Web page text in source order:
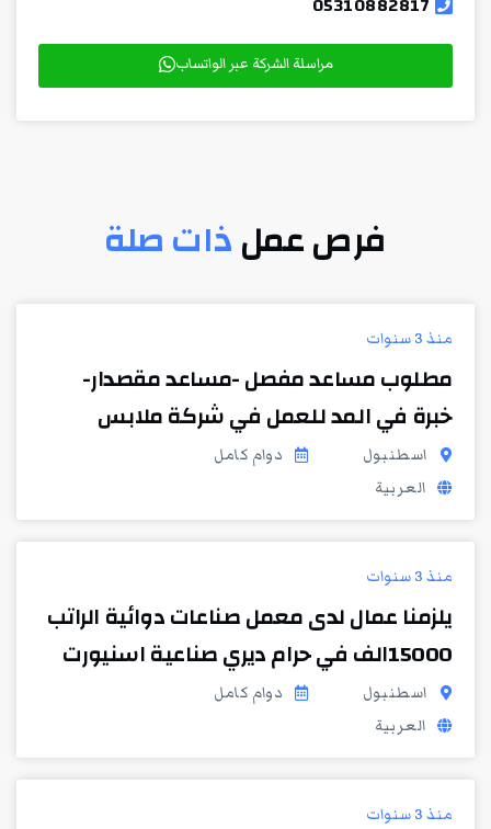
مراسلة الشركة عبر الواتساب
فرص عملذات صلة
منذ 3 سنوات
مطلوب مساعد مفصل -مساعد مقصدار-
خبرة في المد للعمل في شركة ملابس
اسطنبول
دوام كامل
العربية
منذ 3 سنوات
يلزمنا عمال لدى معمل صناعات دوائية الراتب
15000الف في حرام ديري صناعية اسنيورت
اسطنبول
دوام كامل
العربية
منذ 3 سنوات